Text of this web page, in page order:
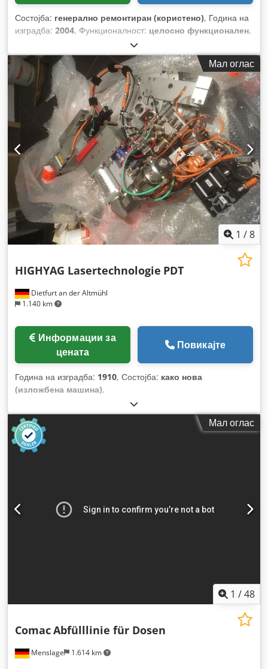
Состојба: генерално ремонтиран (користено), Година на
изградба: 2004, Функционалност: целосно функционален,
, должина на раката:
Мал оглас
1 /8
Dietfurt an der Altmühl
1.140 km
HIGHYAG Lasertechnologie PDT
цената
Повикајте
Година на изградба: 1910, Состојба: како нова
(изложбена машина),
Мал оглас
1 /48
Menslage 1.614 km
ComacAbfülllinie für Dosen